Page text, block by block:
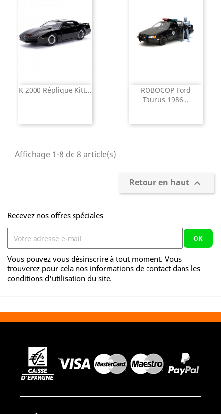
K 2000 Réplique Kitt...
ROBOCOP Ford
Taurus 1986...
Affichage 1-8 de 8 article(s)
Retour en haut 
Recevez nos offres spéciales
Vous pouvez vous désinscrire à tout moment. Vous
trouverez pour cela nos informations de contact dans les
conditions d'utilisation du site.